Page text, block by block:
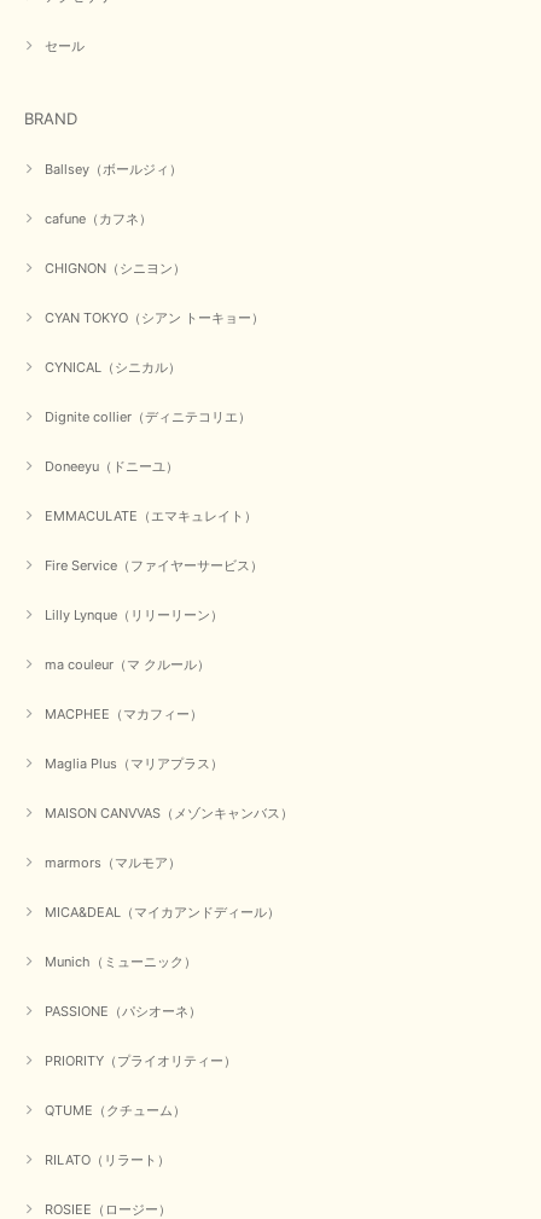
セール
BRAND
Ballsey（ボールジィ）
cafune（カフネ）
CHIGNON（シニヨン）
CYAN TOKYO（シアン トーキョー）
CYNICAL（シニカル）
Dignite collier（ディニテコリエ）
Doneeyu（ドニーユ）
EMMACULATE（エマキュレイト）
Fire Service（ファイヤーサービス）
Lilly Lynque（リリーリーン）
ma couleur（マ クルール）
MACPHEE（マカフィー）
Maglia Plus（マリアプラス）
MAISON CANVVAS（メゾンキャンバス）
marmors（マルモア）
MICA&DEAL（マイカアンドディール）
Munich（ミューニック）
PASSIONE（パシオーネ）
PRIORITY（プライオリティー）
QTUME（クチューム）
RILATO（リラート）
ROSIEE（ロージー）